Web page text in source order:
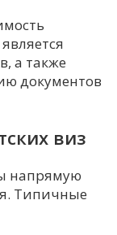
а также
документов
виз
напрямую
Типичные